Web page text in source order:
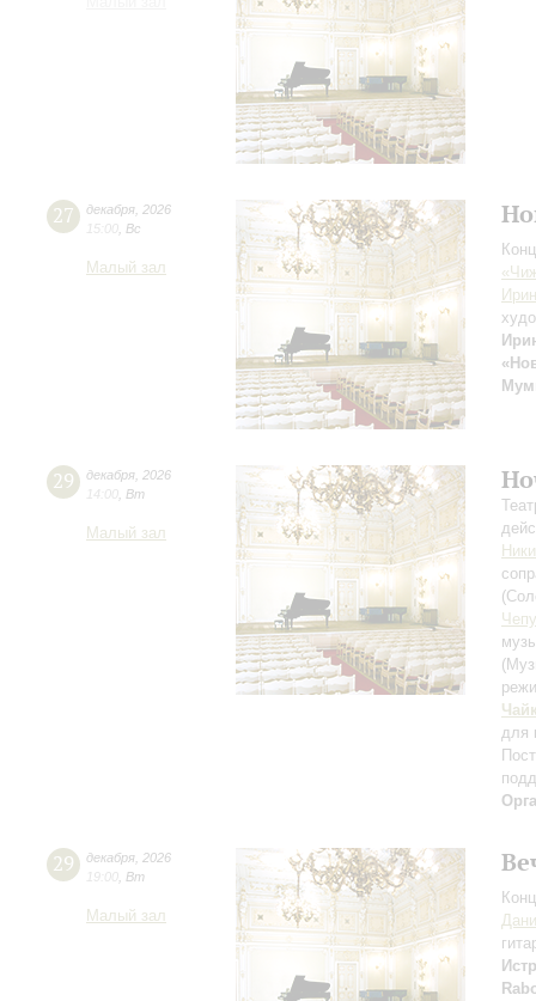
27 декабря 2026
15:00 Вс
Малый зал
29 декабря 2026
14:00 Вт
Малый зал
для
29 декабря 2026
19:00 Вт
Малый зал